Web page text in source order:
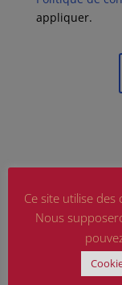
appliquer.
Articles
Marguerite
Ce site utilise
Nous